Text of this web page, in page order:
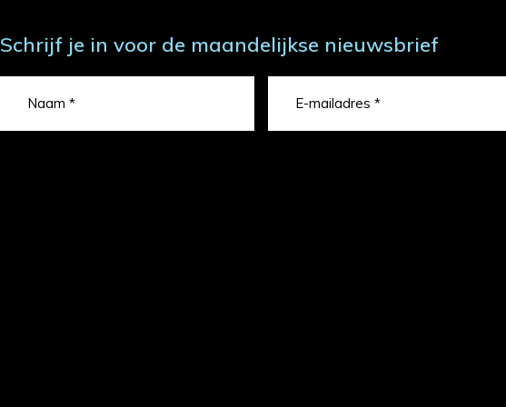
Schrijf je in voor de maandelijkse nieuwsbrief